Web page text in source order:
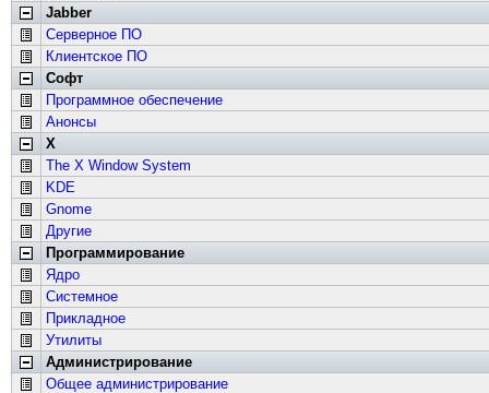
Jabber
Серверное ПО
Клиентское ПО
Софт
Программное обеспечение
Анонсы
X
The X Window System
KDE
Gnome
Другие
Программирование
Ядро
Системное
Прикладное
Утилиты
Администрирование
Общее администрирование